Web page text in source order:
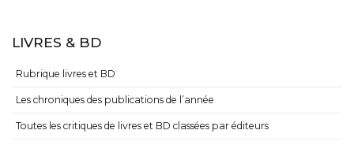
LIVRES & BD
Rubrique livres et BD
Les chroniques des publications de l’année
Toutes les critiques de livres et BD classées par éditeurs